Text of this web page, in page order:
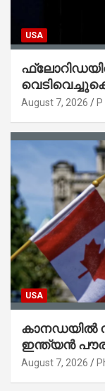
USA
August 7, 2026
USA
കാനഡയിൽ
ഇന്ത്യൻ
August 7, 2026